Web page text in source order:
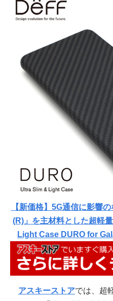
【新価格】5G通信に影響
(R)」を主材料とした超軽
Light Case DURO for
アスキーストアでは、超